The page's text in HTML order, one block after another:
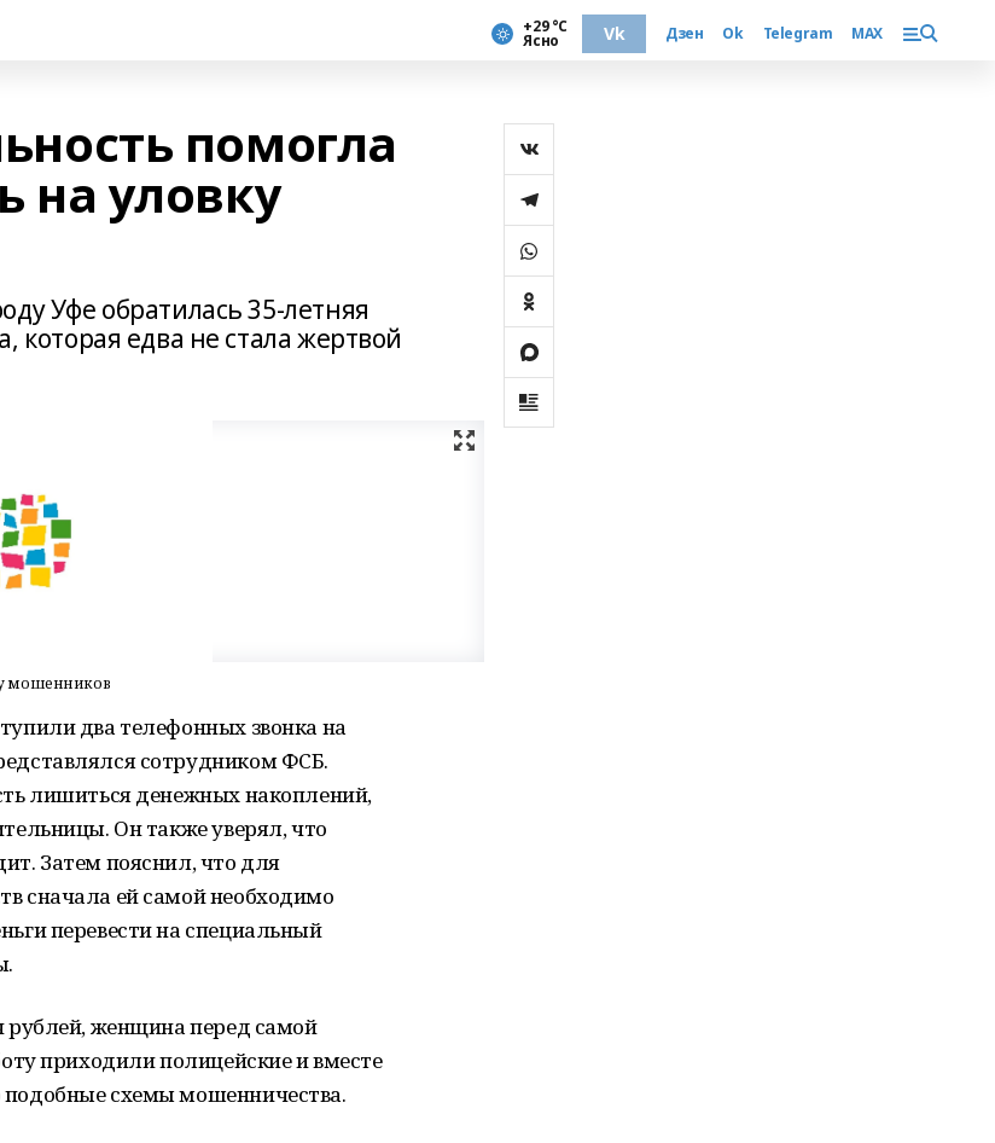
+29 °С
Ясно Vk Дзен Ok Telegram MAX
помогла
на уловку
Уфе обратилась 35-летняя
едва не стала жертвой
мошенников
два телефонных звонка на
сотрудником ФСБ.
лишиться денежных накоплений,
Он также уверял, что
Затем пояснил, что для
сначала ей самой необходимо
перевести на специальный
рублей, женщина перед самой
приходили полицейские и вместе
подобные схемы мошенничества.